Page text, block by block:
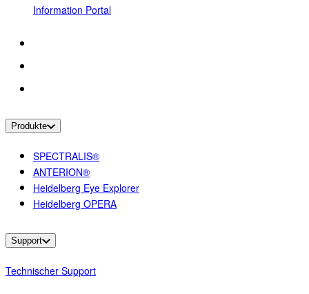
Information Portal
Produkte
SPECTRALIS®
ANTERION®
Heidelberg Eye Explorer
Heidelberg OPERA
Support
Technischer Support